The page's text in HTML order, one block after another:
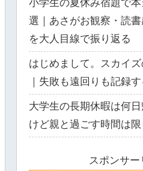
小学生の夏休み宿題で
選｜あさがお観察・読
を大人目線で振り返る
はじめまして。スカイ
｜失敗も遠回りも記録
大学生の長期休暇は何
けど親と過ごす時間は
スポンサー